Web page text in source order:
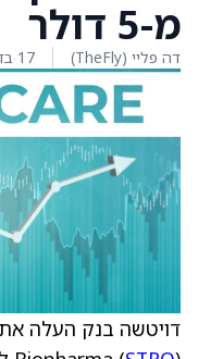
מ-5 דולר
דה פליי (TheFly) 17 בדצמבר 2025
דויטשה בנק העלה את